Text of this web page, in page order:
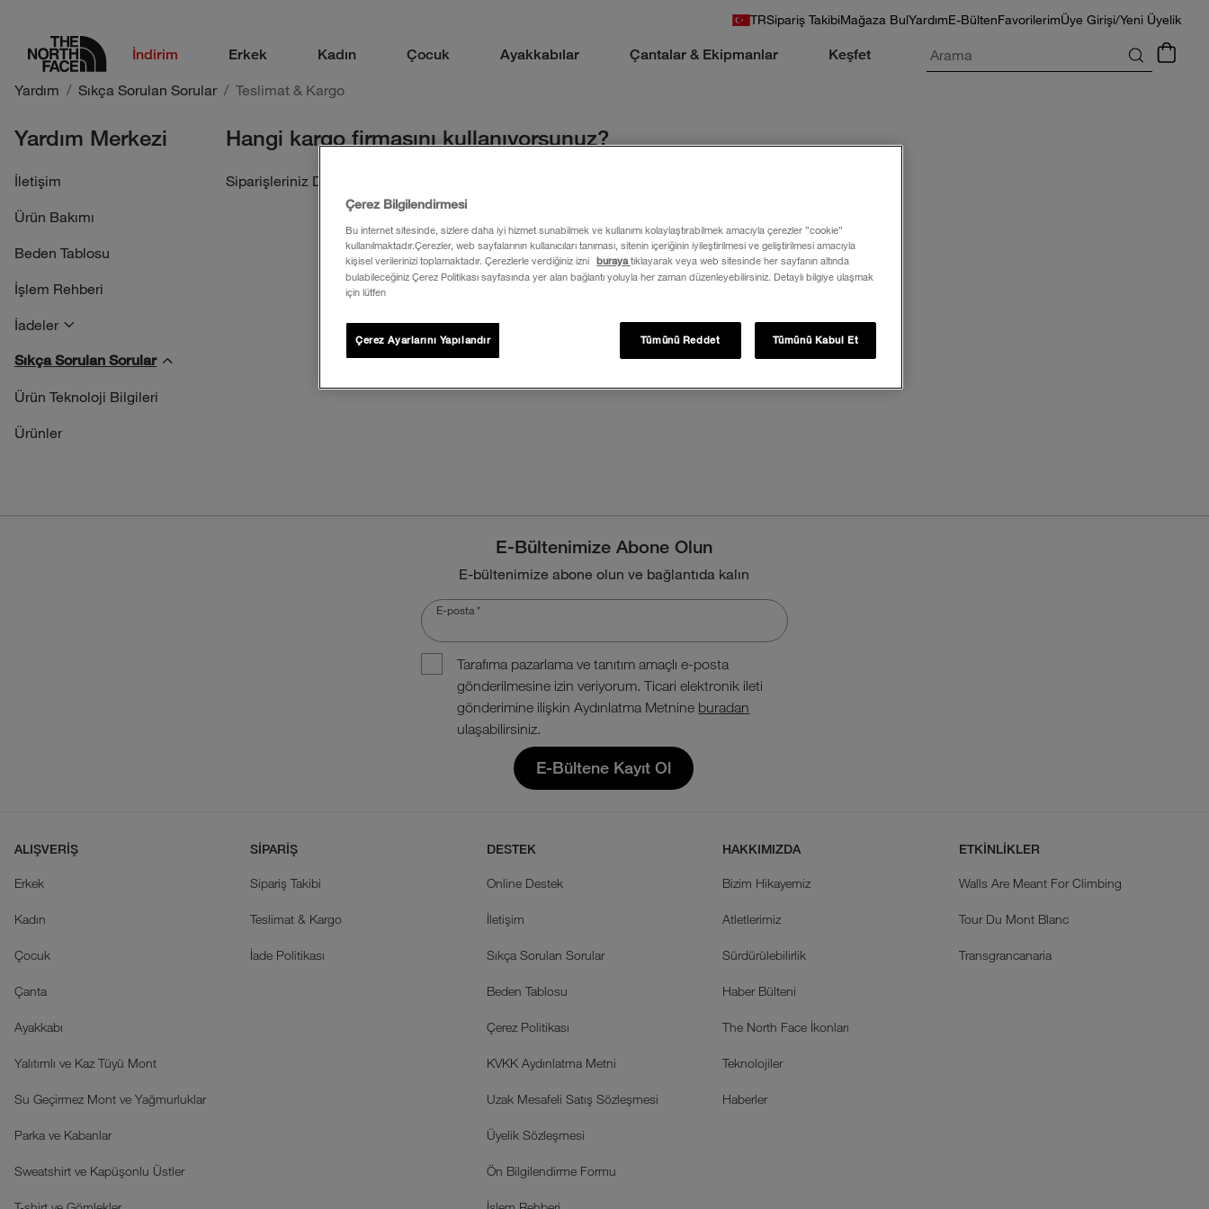
TRSipariş TakibiMağaza BulYardımE-BültenFavorilerimÜye Girişi/Yeni Üyelik
logoİndirim Erkek Kadın Çocuk Ayakkabılar Çantalar & Ekipmanlar Keşfet Arama
Yardım Sıkça Sorulan Sorular Teslimat & Kargo
Yardım Merkezi
İletişim
Ürün Bakımı
Beden Tablosu
İşlem Rehberi
İadeler
Sıkça Sorulan Sorular
Ürün Teknoloji Bilgileri
Ürünler
Hangi kargo firmasını kullanıyorsunuz?
Siparişleriniz DHL veya Kolay Gelsin Ekspres kargo ile hızlı ve güvenli şekilde teslim edilir.
E-Bültenimize Abone Olun
E-bültenimize abone olun ve bağlantıda kalın
E-posta *
Tarafıma pazarlama ve tanıtım amaçlı e-posta
gönderilmesine izin veriyorum. Ticari elektronik ileti
gönderimine ilişkin Aydınlatma Metnine buradan
ulaşabilirsiniz.
E-Bültene Kayıt Ol
ALIŞVERİŞ
Erkek
Kadın
Çocuk
Çanta
Ayakkabı
Yalıtımlı ve Kaz Tüyü Mont
Su Geçirmez Mont ve Yağmurluklar
Parka ve Kabanlar
Sweatshirt ve Kapüşonlu Üstler
SİPARİŞ
Sipariş Takibi
Teslimat & Kargo
İade Politikası
DESTEK
Online Destek
İletişim
Sıkça Sorulan Sorular
Beden Tablosu
Çerez Politikası
KVKK Aydınlatma Metni
Uzak Mesafeli Satış Sözleşmesi
Üyelik Sözleşmesi
Ön Bilgilendirme Formu
HAKKIMIZDA
Bizim Hikayemiz
Atletlerimiz
Sürdürülebilirlik
Haber Bülteni
The North Face İkonları
Teknolojiler
Haberler
ETKİNLİKLER
Walls Are Meant For Climbing
Tour Du Mont Blanc
Transgrancanaria
Çerez Bilgilendirmesi
Bu internet sitesinde, sizlere daha iyi hizmet sunabilmek ve kullanımı kolaylaştırabilmek amacıyla çerezler ”cookie”
kullanılmaktadır.Çerezler, web sayfalarının kullanıcıları tanıması, sitenin içeriğinin iyileştirilmesi ve geliştirilmesi amacıyla
kişisel verilerinizi toplamaktadır. Çerezlerle verdiğiniz izni
burayatıklayarak veya web sitesinde her sayfanın altında
bulabileceğiniz Çerez Politikası sayfasında yer alan bağlantı yoluyla her zaman düzenleyebilirsiniz. Detaylı bilgiye ulaşmak
için lütfen
Tümünü Reddet Tümünü Kabul Et
Çerez Ayarlarını Yapılandır